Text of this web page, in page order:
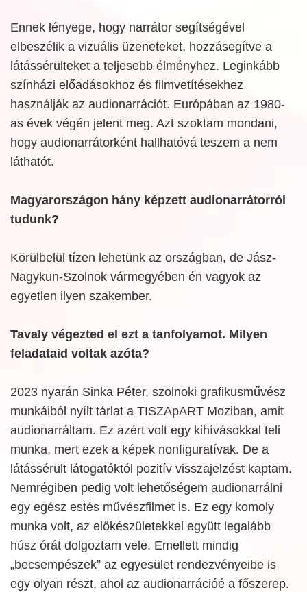
Ennek lényege, hogy narrátor segítségével
elbeszélik a vizuális üzeneteket, hozzásegítve a
látássérülteket a teljesebb élményhez. Leginkább
színházi előadásokhoz és filmvetítésekhez
használják az audionarrációt. Európában az 1980-
as évek végén jelent meg. Azt szoktam mondani,
hogy audionarrátorként hallhatóvá teszem a nem
láthatót.
Magyarországon hány képzett audionarrátorról
tudunk?
Körülbelül tízen lehetünk az országban, de Jász-
Nagykun-Szolnok vármegyében én vagyok az
egyetlen ilyen szakember.
Tavaly végezted el ezt a tanfolyamot. Milyen
feladataid voltak azóta?
2023 nyarán Sinka Péter, szolnoki grafikusművész
munkáiból nyílt tárlat a TISZApART Moziban, amit
audionarráltam. Ez azért volt egy kihívásokkal teli
munka, mert ezek a képek nonfiguratívak. De a
látássérült látogatóktól pozitív visszajelzést kaptam.
Nemrégiben pedig volt lehetőségem audionarrálni
egy egész estés művészfilmet is. Ez egy komoly
munka volt, az előkészületekkel együtt legalább
húsz órát dolgoztam vele. Emellett mindig
„becsempészek” az egyesület rendezvényeibe is
egy olyan részt, ahol az audionarrációé a főszerep.